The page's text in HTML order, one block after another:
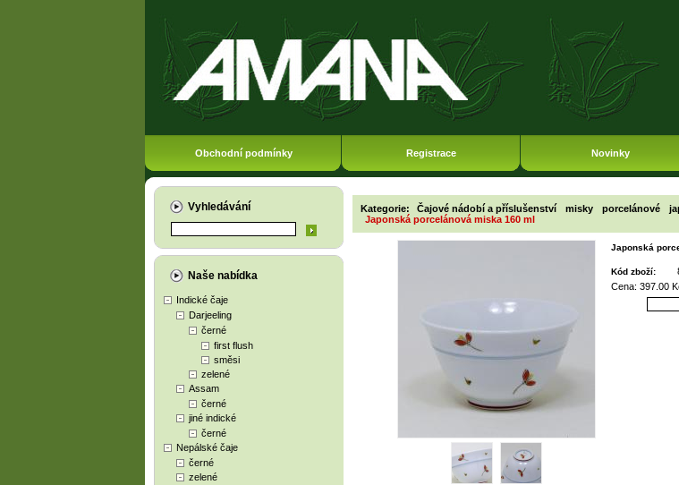
Obchodní podmínky Registrace Novinky
Vyhledávání
Naše nabídka
Indické čaje
Darjeeling
černé
first flush
směsi
zelené
Assam
černé
jiné indické
černé
Nepálské čaje
černé
zelené
Kategorie: Čajové nádobí a příslušenství misky porcelánové
Japonská porcelánová miska 160 ml
Japonská
Kód zboží:
Cena: 397.00